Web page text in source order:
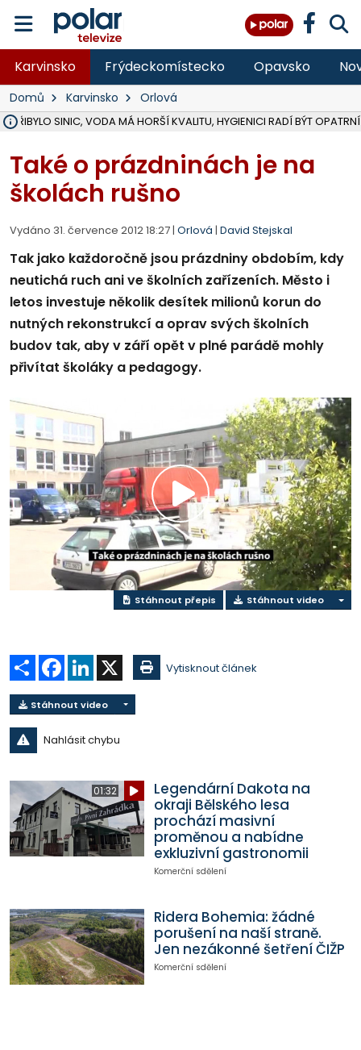
Karvinsko Frýdeckomístecko Opavsko
Domů Karvinsko Orlová
PŘIBYLO SINIC, VODA MÁ HORŠÍ KVALITU, HYGIENICI RADÍ BÝT OPATRNÍ
Také o prázdninách je na
školách rušno
Vydáno 31. července 2012 18:27 | Orlová | David Stejskal
Tak jako každoročně jsou prázdniny obdobím, kdy
neutichá ruch ani ve školních zařízeních. Město i
letos investuje několik desítek milionů korun do
nutných rekonstrukcí a oprav svých školních
budov tak, aby v září opět v plné parádě mohly
přivítat školáky a pedagogy.
Přehrát
video
Stáhnout přepis Stáhnout video
Sdílet Facebook
LinkedIn Vytisknout článek
Stáhnout video
Nahlásit chybu
01:32
Legendární Dakota na
okraji Bělského lesa
prochází masivní
proměnou a nabídne
exkluzivní gastronomii
Komerční sdělení
Ridera Bohemia: žádné
porušení na naší straně.
Jen nezákonné šetření ČIŽP
Komerční sdělení